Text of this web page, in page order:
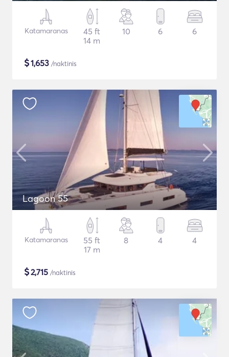
Katamaranas
45 ft
14 m
10 6 6
$1,653 /naktinis
Lagoon 55
Katamaranas
55 ft
17 m
8 4 4
$2,715 /naktinis